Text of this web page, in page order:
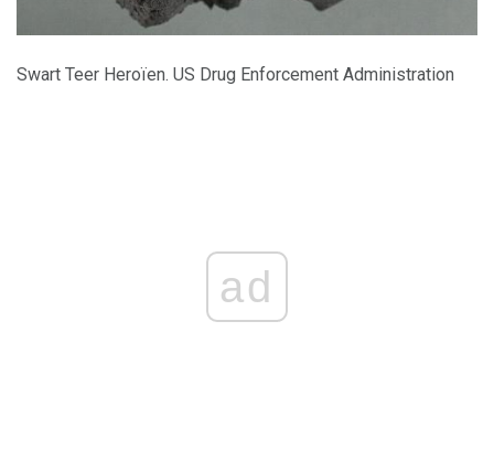
Swart Teer Heroïen. US Drug Enforcement Administration
ad